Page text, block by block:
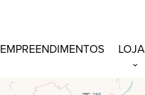
EMPREENDIMENTOS